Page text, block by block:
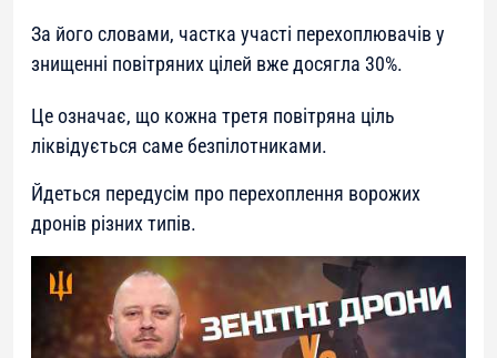
За його словами, частка участі перехоплювачів у
знищенні повітряних цілей вже досягла 30%.
Це означає, що кожна третя повітряна ціль
ліквідується саме безпілотниками.
Йдеться передусім про перехоплення ворожих
дронів різних типів.